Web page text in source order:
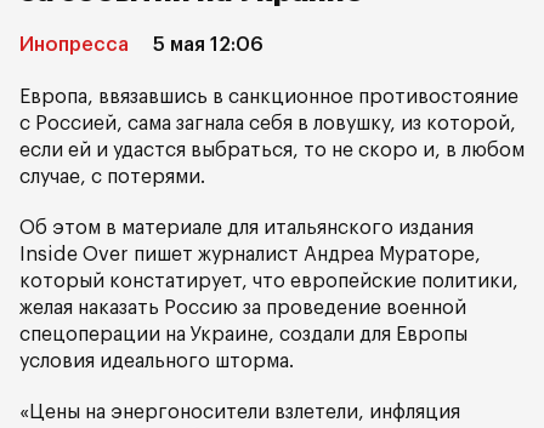
Инопресса 5 мая 12:06
Европа, ввязавшись в санкционное противостояние
с Россией, сама загнала себя в ловушку, из которой,
если ей и удастся выбраться, то не скоро и, в любом
случае, с потерями.
Об этом в материале для итальянского издания
Inside Over пишет журналист Андреа Мураторе,
который констатирует, что европейские политики,
желая наказать Россию за проведение военной
спецоперации на Украине, создали для Европы
условия идеального шторма.
«Цены на энергоносители взлетели, инфляция